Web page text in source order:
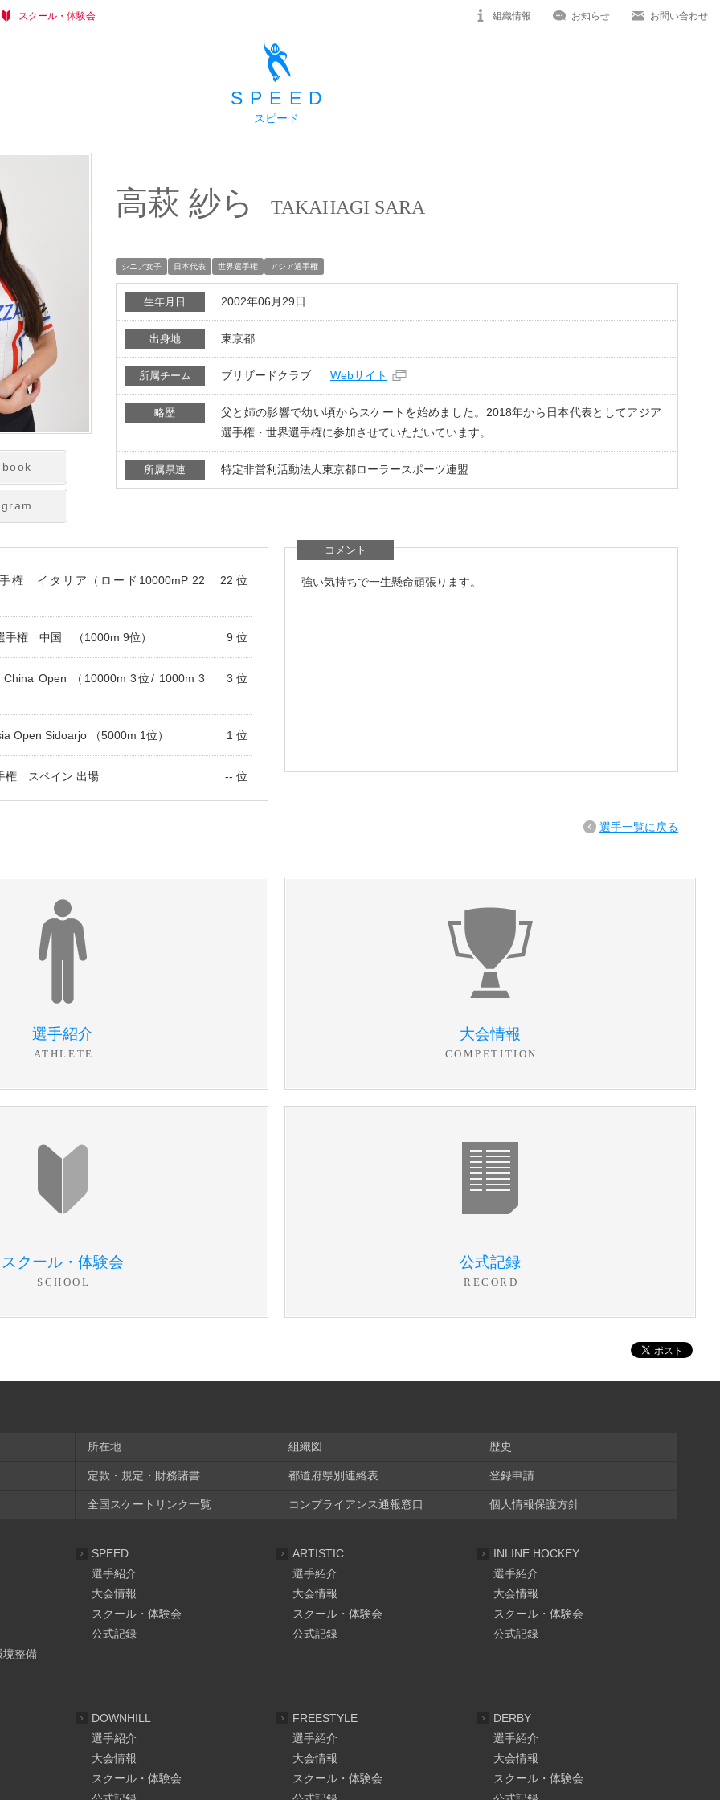
スクール・体験会 組織情報 お知らせ お問い合わせ
SPEED
スピード
高萩 紗ら TAKAHAGI SARA
シニア女子 日本代表 世界選手権 アジア選手権
生年月日 2002年06月29日
出身地 東京都
所属チーム ブリザードクラブ Webサイト
略歴
父と姉の影響で幼い頃からスケートを始めました。2018年から日本代表としてアジア
選手権・世界選手権に参加させていただいています。
所属県連 特定非営利活動法人東京都ローラースポーツ連盟
22 位
権 イタリア（ロード10000mP 22
9 位
手権 中国 （1000m 9位）
3 位
China Open （10000m 3位/ 1000m 3
1 位
Open Sidoarjo （5000m 1位）
-- 位
権 スペイン 出場
コメント
強い気持ちで一生懸命頑張ります。
選手一覧に戻る
選手紹介
ATHLETE
大会情報
COMPETITION
スクール・体験会
SCHOOL
公式記録
RECORD
所在地 組織図 歴史
定款・規定・財務諸書 都道府県別連絡表 登録申請
全国スケートリンク一覧 コンプライアンス通報窓口 個人情報保護方針
境整備
SPEED
選手紹介
大会情報
スクール・体験会
公式記録
ARTISTIC
選手紹介
大会情報
スクール・体験会
公式記録
INLINE HOCKEY
選手紹介
大会情報
スクール・体験会
公式記録
DOWNHILL
選手紹介
大会情報
スクール・体験会
FREESTYLE
選手紹介
大会情報
スクール・体験会
DERBY
選手紹介
大会情報
スクール・体験会